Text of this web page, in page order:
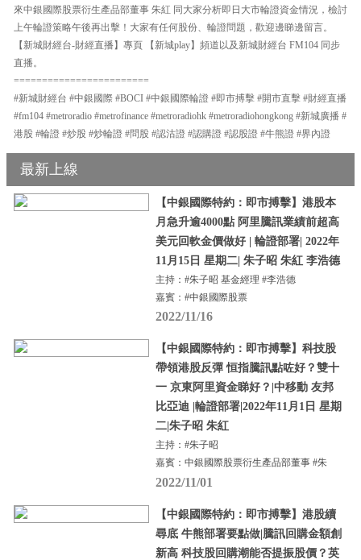
來中銀國際股票衍生產品部董事 朱紅 同大家分析即日大市輪證資金情況，檢討
上午輪證策略午後再出擊！大家有任何股份、輪證問題，歡迎邊睇邊留言。
【新城財經台-財經直播】專頁 【新城play】頻道以及新城財經台 FM104 同步
直播。
========================
#新城財經台 #中銀國際 #BOCI #中銀國際輪證 #即市搏擊 #開市直擊 #財經直播
#fm104 #metroradio #metrofinance #metroradiohk #metroradiohongkong #新城廣播 #
港股 #輪證 #炒股 #炒輪證 #問股 #認沽證 #認購證 #認股證 #牛熊證 #界內證
最新上線
【中銀國際特約：即市搏擊】港股本
月急升逾4000點 阿里騰訊業績前超高
美元回軟金價做好 | 輪證部署| 2022年
11月15日 星期二| 朱子昭 朱紅 李浩德
主持：#朱子昭 基金經理 #李浩德
嘉賓：#中銀國際股票
2022/11/16
【中銀國際特約：即市搏擊】科技股
帶領港股反彈 恒指騰訊點咗好？雙十
一 京東阿里資金睇好？|中移動 友邦
比亞迪 |輪證部署|2022年11月1日 星期
二|朱子昭 朱紅
主持：#朱子昭
嘉賓：中銀國際股票衍生產品部董事 #朱
2022/11/01
【中銀國際特約：即市搏擊】港股續
尋底 牛熊部署要點做|騰訊回購金額創
新高 科技股回購潮能否提振股價？英